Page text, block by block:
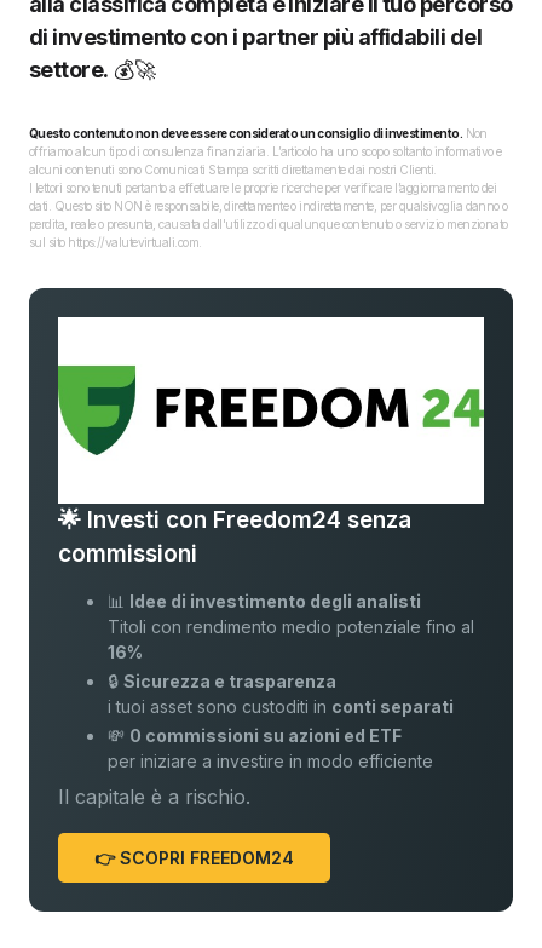
di investimento con i partner più affidabili del
settore. 💰🚀
Questo contenuto non deve essere considerato un consiglio di investimento. Non
offriamo alcun tipo di consulenza finanziaria. L’articolo ha uno scopo soltanto informativo e
alcuni contenuti sono Comunicati Stampa scritti direttamente dai nostri Clienti.
I lettori sono tenuti pertanto a effettuare le proprie ricerche per verificare l’aggiornamento dei
dati. Questo sito NON è responsabile, direttamente o indirettamente, per qualsivoglia danno o
perdita, reale o presunta, causata dall'utilizzo di qualunque contenuto o servizio menzionato
sul sito https://valutevirtuali.com.
🌟 Investi con Freedom24 senza
commissioni
📊 Idee di investimento degli analisti
Titoli con rendimento medio potenziale fino al
16%
🔒Sicurezza e trasparenza
i tuoi asset sono custoditi in conti separati
💸 0 commissioni su azioni ed ETF
per iniziare a investire in modo efficiente
Il capitale è a rischio.
👉 SCOPRI FREEDOM24